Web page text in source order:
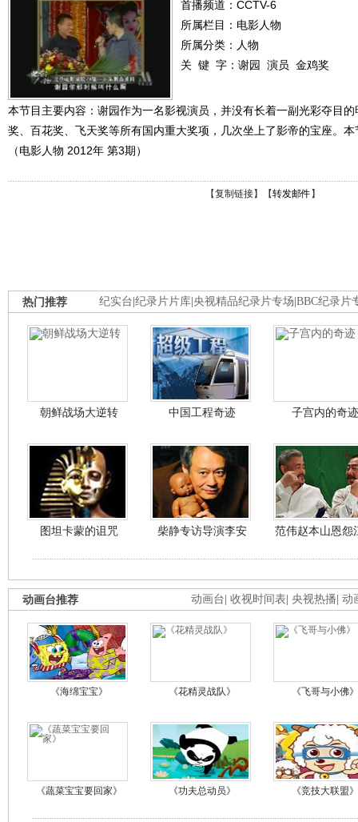
首播频道： CCTV-6
所属栏目： 电影人物
所属分类：人物
关 键 字： 谢园 演员 金鸡奖
本节目主要内容：谢园作为一名影视演员，并没有长着一副光彩夺目
奖、百花奖、飞天奖等所有国内重大奖项，几次坐上了影帝的宝座。
（电影人物 2012年 第3期）
【复制链接】【转发邮件 】
纪实台 纪录片片库 央视精品纪录片专场 BBC纪录片
热门推荐
朝鲜战场大逆转 中国工程奇迹 子宫内的奇迹
图坦卡蒙的诅咒 柴静专访导演李安 范伟赵本山恩怨
动画台 收视时间表 央视热播 动
动画台推荐
《海绵宝宝》 《花精灵战队》 《飞哥与小佛》
《蔬菜宝宝要回家》 《功夫总动员》 《竞技大联盟》